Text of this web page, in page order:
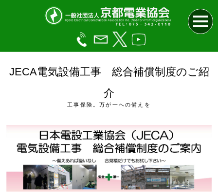
JECA電気設備工事 総合補償制度のご紹
介
工事保険。万が一への備えを